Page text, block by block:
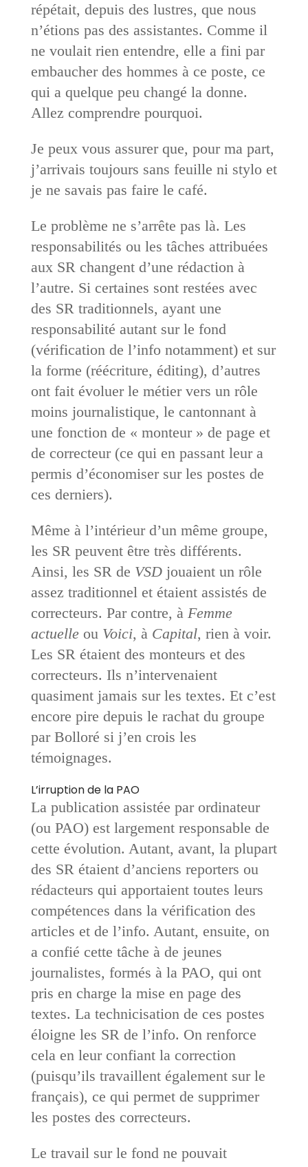
répétait, depuis des lustres, que nous
n’étions pas des assistantes. Comme il
ne voulait rien entendre, elle a fini par
embaucher des hommes à ce poste, ce
qui a quelque peu changé la donne.
Allez comprendre pourquoi.
Je peux vous assurer que, pour ma part,
j’arrivais toujours sans feuille ni stylo et
je ne savais pas faire le café.
Le problème ne s’arrête pas là. Les
responsabilités ou les tâches attribuées
aux SR changent d’une rédaction à
l’autre. Si certaines sont restées avec
des SR traditionnels, ayant une
responsabilité autant sur le fond
(vérification de l’info notamment) et sur
la forme (réécriture, éditing), d’autres
ont fait évoluer le métier vers un rôle
moins journalistique, le cantonnant à
une fonction de « monteur » de page et
de correcteur (ce qui en passant leur a
permis d’économiser sur les postes de
ces derniers).
Même à l’intérieur d’un même groupe,
les SR peuvent être très différents.
Ainsi, les SR de VSDjouaient un rôle
assez traditionnel et étaient assistés de
correcteurs. Par contre, à Femme
actuelleou Voici, à Capital, rien à voir.
Les SR étaient des monteurs et des
correcteurs. Ils n’intervenaient
quasiment jamais sur les textes. Et c’est
encore pire depuis le rachat du groupe
par Bolloré si j’en crois les
témoignages.
L’irruption de la PAO
La publication assistée par ordinateur
(ou PAO) est largement responsable de
cette évolution. Autant, avant, la plupart
des SR étaient d’anciens reporters ou
rédacteurs qui apportaient toutes leurs
compétences dans la vérification des
articles et de l’info. Autant, ensuite, on
a confié cette tâche à de jeunes
journalistes, formés à la PAO, qui ont
pris en charge la mise en page des
textes. La technicisation de ces postes
éloigne les SR de l’info. On renforce
cela en leur confiant la correction
(puisqu’ils travaillent également sur le
français), ce qui permet de supprimer
les postes des correcteurs.
Le travail sur le fond ne pouvait